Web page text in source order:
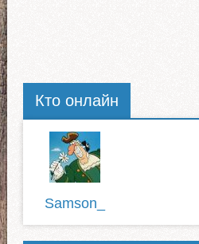
Кто онлайн
Samson_